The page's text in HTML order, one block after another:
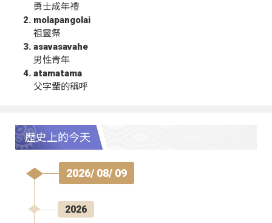
勇士成年禮
molapangolai
祖靈祭
asavasavahe
男性青年
atamatama
父字輩的稱呼
歷史上的今天
2026/ 08/ 09
2026